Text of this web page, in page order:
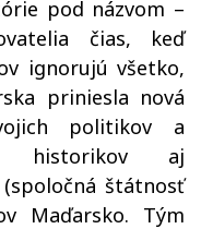
pod názvom –
čias, keď
ignorujú všetko,
priniesla nová
politikov a
historikov aj
štátnosť
Maďarsko. Tým